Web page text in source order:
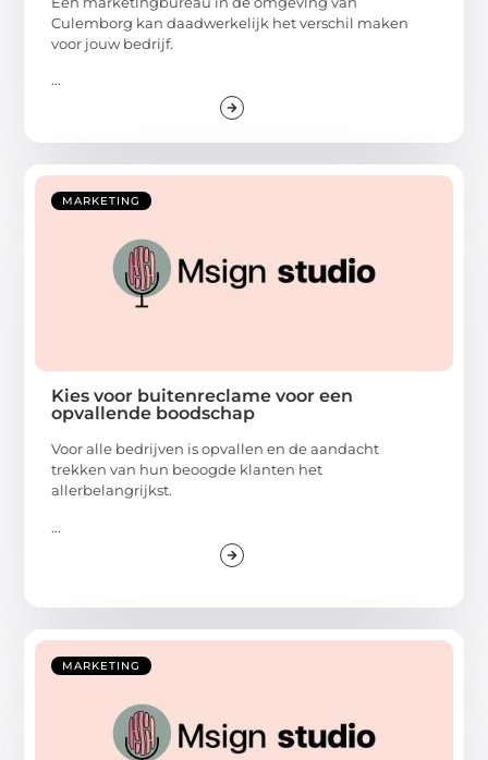
Culemborg kan daadwerkelijk het verschil maken
voor jouw bedrijf.
...
MARKETING
Kies voor buitenreclame voor een
opvallende boodschap
Voor alle bedrijven is opvallen en de aandacht
trekken van hun beoogde klanten het
allerbelangrijkst.
...
MARKETING